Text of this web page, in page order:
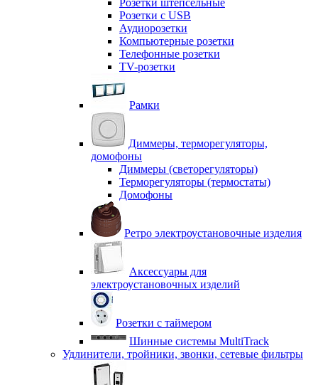
Розетки штепсельные
Розетки с USB
Аудиорозетки
Компьютерные розетки
Телефонные розетки
TV-розетки
Рамки
Диммеры, терморегуляторы,
домофоны
Диммеры (светорегуляторы)
Терморегуляторы (термостаты)
Домофоны
Ретро электроустановочные изделия
Аксессуары для
электроустановочных изделий
Розетки с таймером
Шинные системы MultiTrack
Удлинители, тройники, звонки, сетевые фильтры